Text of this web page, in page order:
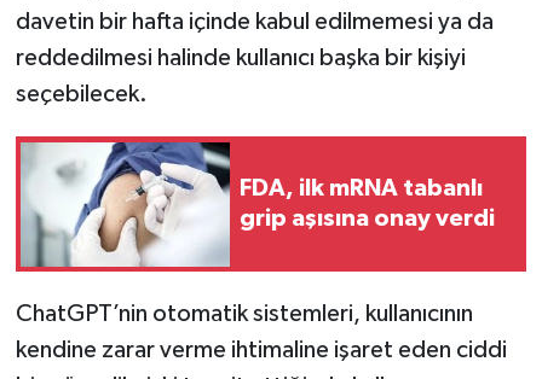
davetin bir hafta içinde kabul edilmemesi ya da
reddedilmesi halinde kullanıcı başka bir kişiyi
seçebilecek.
FDA, ilk mRNA tabanlı
grip aşısına onay verdi
ChatGPT’nin otomatik sistemleri, kullanıcının
kendine zarar verme ihtimaline işaret eden ciddi